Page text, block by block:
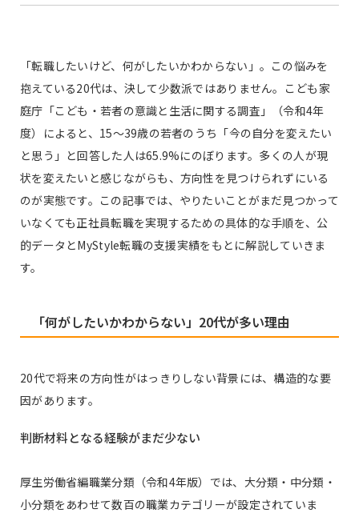
「転職したいけど、何がしたいかわからない」。この悩みを
抱えている20代は、決して少数派ではありません。こども家
庭庁「こども・若者の意識と生活に関する調査」（令和4年
度）によると、15〜39歳の若者のうち「今の自分を変えたい
と思う」と回答した人は65.9%にのぼります。多くの人が現
状を変えたいと感じながらも、方向性を見つけられずにいる
のが実態です。この記事では、やりたいことがまだ見つかって
いなくても正社員転職を実現するための具体的な手順を、公
的データとMyStyle転職の支援実績をもとに解説していきま
す。
「何がしたいかわからない」20代が多い理由
20代で将来の方向性がはっきりしない背景には、構造的な要
因があります。
判断材料となる経験がまだ少ない
厚生労働省編職業分類（令和4年版）では、大分類・中分類・
小分類をあわせて数百の職業カテゴリーが設定されていま